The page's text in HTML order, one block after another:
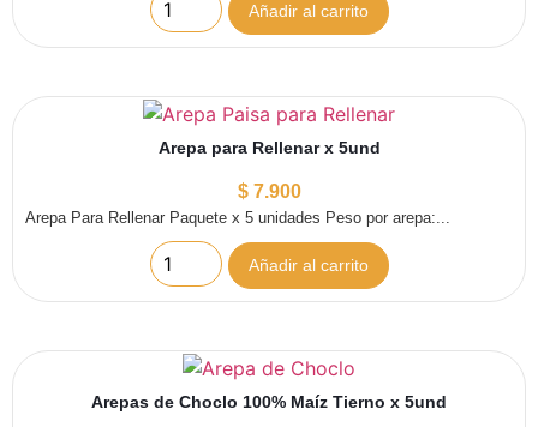
Añadir al carrito
Arepa para Rellenar x 5und
$7.900
Arepa Para Rellenar Paquete x 5 unidades Peso por arepa:...
Añadir al carrito
Arepas de Choclo 100% Maíz Tierno x 5und